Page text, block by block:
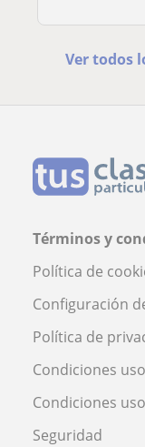
Ver todos
Términos y
Política de
Configuración
Política de
Condiciones
Condiciones
Seguridad